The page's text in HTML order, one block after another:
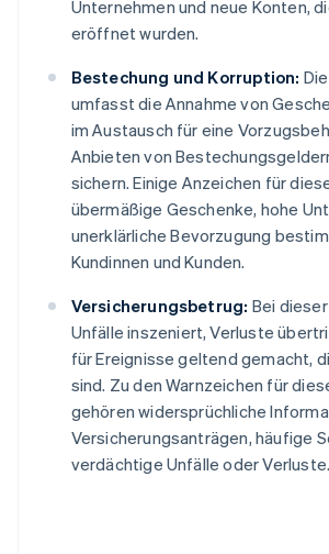
Unternehmen und neue Konten,
eröffnet wurden.
Bestechung und Korruption:
umfasst die Annahme von
im Austausch für eine
Anbieten von
sichern. Einige Anzeichen für
übermäßige Geschenke, hohe
unerklärliche Bevorzugung
Kundinnen und Kunden.
Versicherungsbetrug: Bei
Unfälle inszeniert, Verluste
für Ereignisse geltend gemacht,
sind. Zu den Warnzeichen für
gehören widersprüchliche
Versicherungsanträgen, häufige
verdächtige Unfälle oder Verluste.